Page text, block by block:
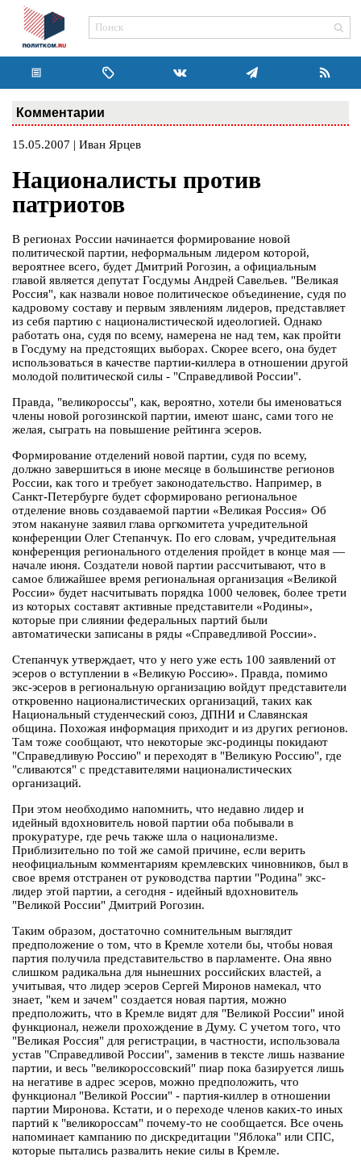
Комментарии
15.05.2007 | Иван Ярцев
Националисты против
патриотов
В регионах России начинается формирование новой
политической партии, неформальным лидером которой,
вероятнее всего, будет Дмитрий Рогозин, а официальным
главой является депутат Госдумы Андрей Савельев. "Великая
Россия", как назвали новое политическое объединение, судя по
кадровому составу и первым зявлениям лидеров, представляет
из себя партию с националистической идеологией. Однако
работать она, судя по всему, намерена не над тем, как пройти
в Госдуму на предстоящих выборах. Скорее всего, она будет
использоваться в качестве партии-киллера в отношении другой
молодой политической силы - "Справедливой России".
Правда, "великороссы", как, вероятно, хотели бы именоваться
члены новой рогозинской партии, имеют шанс, сами того не
желая, сыграть на повышение рейтинга эсеров.
Формирование отделений новой партии, судя по всему,
должно завершиться в июне месяце в большинстве регионов
России, как того и требует законодательство. Например, в
Санкт-Петербурге будет сформировано региональное
отделение вновь создаваемой партии «Великая Россия» Об
этом накануне заявил глава оргкомитета учредительной
конференции Олег Степанчук. По его словам, учредительная
конференция регионального отделения пройдет в конце мая —
начале июня. Создатели новой партии рассчитывают, что в
самое ближайшее время региональная организация «Великой
России» будет насчитывать порядка 1000 человек, более трети
из которых составят активные представители «Родины»,
которые при слиянии федеральных партий были
автоматически записаны в ряды «Справедливой России».
Степанчук утверждает, что у него уже есть 100 заявлений от
эсеров о вступлении в «Великую Россию». Правда, помимо
экс-эсеров в региональную организацию войдут представители
откровенно националистических организаций, таких как
Национальный студенческий союз, ДПНИ и Славянская
община. Похожая информация приходит и из других регионов.
Там тоже сообщают, что некоторые экс-родинцы покидают
"Справедливую Россию" и переходят в "Великую Россию", где
"сливаются" с представителями националистических
организаций.
При этом необходимо напомнить, что недавно лидер и
идейный вдохновитель новой партии оба побывали в
прокуратуре, где речь также шла о национализме.
Приблизительно по той же самой причине, если верить
неофициальным комментариям кремлевских чиновников, был в
свое время отстранен от руководства партии "Родина" экс-
лидер этой партии, а сегодня - идейный вдохновитель
"Великой России" Дмитрий Рогозин.
Таким образом, достаточно сомнительным выглядит
предположение о том, что в Кремле хотели бы, чтобы новая
партия получила представительство в парламенте. Она явно
слишком радикальна для нынешних российских властей, а
учитывая, что лидер эсеров Сергей Миронов намекал, что
знает, "кем и зачем" создается новая партия, можно
предположить, что в Кремле видят для "Великой России" иной
функционал, нежели прохождение в Думу. С учетом того, что
"Великая Россия" для регистрации, в частности, использовала
устав "Справедливой России", заменив в тексте лишь название
партии, и весь "великороссовский" пиар пока базируется лишь
на негативе в адрес эсеров, можно предположить, что
функционал "Великой России" - партия-киллер в отношении
партии Миронова. Кстати, и о переходе членов каких-то иных
партий к "великороссам" почему-то не сообщается. Все очень
напоминает кампанию по дискредитации "Яблока" или СПС,
которые пытались развалить некие силы в Кремле.